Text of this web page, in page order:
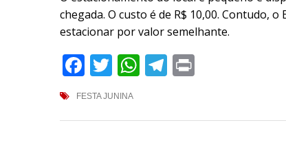
chegada. O custo é de R$ 10,00. Contudo,
estacionar por valor semelhante.
Facebook
Twitter
WhatsApp
Telegram
FESTA JUNINA